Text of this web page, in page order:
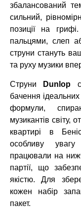
збалансований
сильний,
позиції на
пальцями, слеп
струни стануть
та руху музики
Струни Dunlop
бачення ідеальних
формули,
музикантів світу,
квартирі в
особливу
працювали на
партії, що
якістю. Для
кожен набір
пакет.